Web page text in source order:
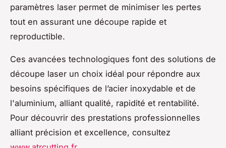
paramètres laser permet de minimiser les pertes
tout en assurant une découpe rapide et
reproductible.
Ces avancées technologiques font des solutions de
découpe laser un choix idéal pour répondre aux
besoins spécifiques de l’acier inoxydable et de
l'aluminium, alliant qualité, rapidité et rentabilité.
Pour découvrir des prestations professionnelles
alliant précision et excellence, consultez